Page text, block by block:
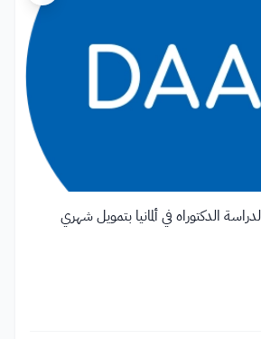
منحة DAAD 2026 لدراسة الدكتوراه في ألمانيا بتمويل شهري